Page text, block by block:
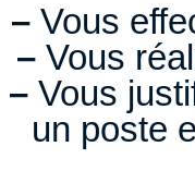
– Vous
– Vous
– Vous
un poste